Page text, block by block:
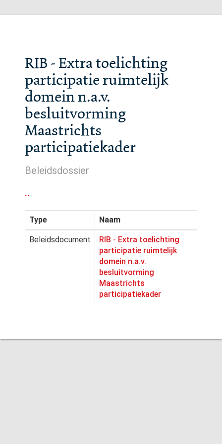
RIB - Extra toelichting
participatie ruimtelijk
domein n.a.v.
besluitvorming
Maastrichts
participatiekader
Beleidsdossier
..
Type Naam
Beleidsdocument
RIB - Extra toelichting
participatie ruimtelijk
domein n.a.v.
besluitvorming
Maastrichts
participatiekader